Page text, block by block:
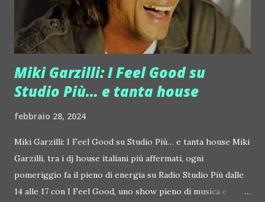
'23, che mette tutta la Circus family in console, eccoci con il
super guest dj in console sabato 2 marz...
Miki Garzilli: I Feel Good su
Studio Più… e tanta house
febbraio 28, 2024
Miki Garzilli: I Feel Good su Studio Più… e tanta house Miki
Garzilli, tra i dj house italiani più affermati, ogni
pomeriggio fa il pieno di energia su Radio Studio Più dalle
14 alle 17 con I Feel Good, uno show pieno di musica e